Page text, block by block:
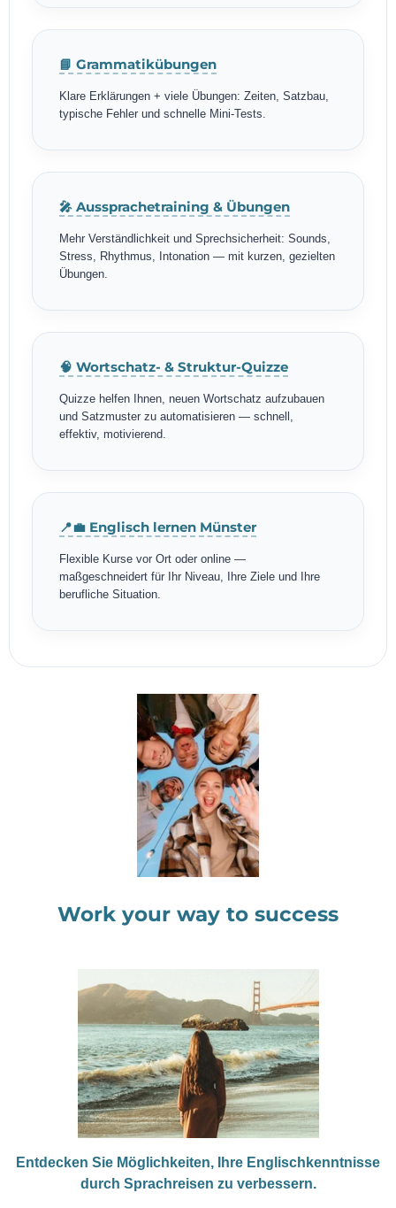
📘 Grammatikübungen
Klare Erklärungen + viele Übungen: Zeiten, Satzbau,
typische Fehler und schnelle Mini-Tests.
🎤 Aussprachetraining & Übungen
Mehr Verständlichkeit und Sprechsicherheit: Sounds,
Stress, Rhythmus, Intonation — mit kurzen, gezielten
Übungen.
🧠 Wortschatz- & Struktur-Quizze
Quizze helfen Ihnen, neuen Wortschatz aufzubauen
und Satzmuster zu automatisieren — schnell,
effektiv, motivierend.
📍💼 Englisch lernen Münster
Flexible Kurse vor Ort oder online —
maßgeschneidert für Ihr Niveau, Ihre Ziele und Ihre
berufliche Situation.
Work your way to success
Entdecken Sie Möglichkeiten, Ihre Englischkenntnisse
durch Sprachreisen zu verbessern.